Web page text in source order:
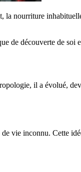
nourriture
de découverte de soi
il a évolué,
vie inconnu. Cette